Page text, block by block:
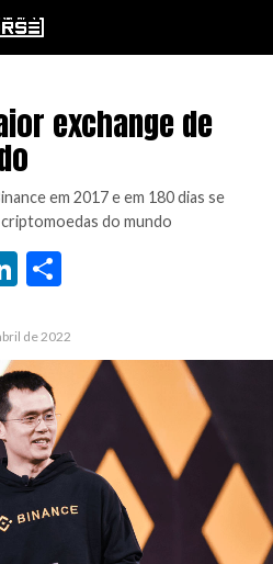
exchange de
em 2017 e em 180 dias se
do mundo
LinkedIn
Share
de 2022